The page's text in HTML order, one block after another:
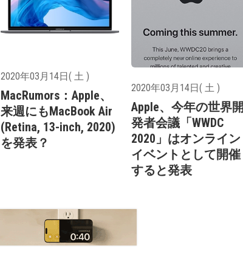
2020年03月14日( 土 )
MacRumors：Apple、
来週にもMacBook Air
(Retina, 13-inch, 2020)
を発表？
2020年03月14日( 土 )
Apple、今年の世界開
発者会議「WWDC
2020」はオンライン
イベントとして開催
すると発表